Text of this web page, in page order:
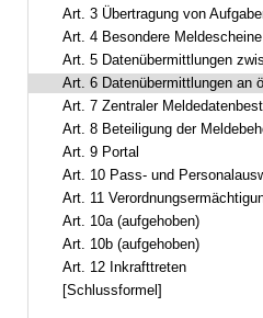
Art. 3 Übertragung von
Art. 4 Besondere
Art. 5 Datenübermittlungen
Art. 6 Datenübermittlungen an
Art. 7 Zentraler
Art. 8 Beteiligung der
Art. 9 Portal
Art. 10 Pass- und
Art. 11
Art. 10a (aufgehoben)
Art. 10b (aufgehoben)
Art. 12 Inkrafttreten
[Schlussformel]